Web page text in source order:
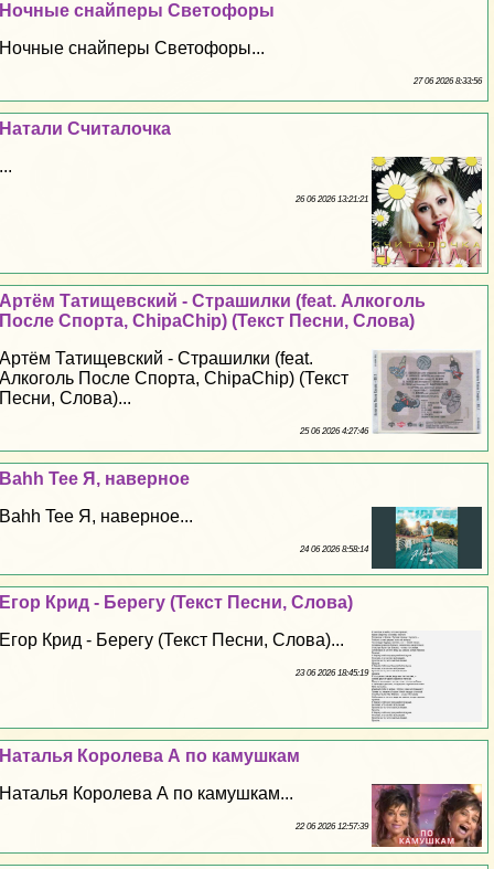
Ночные снайперы Светофоры
Ночные снайперы Светофоры...
27 06 2026 8:33:56
Натали Считалочка
...
26 06 2026 13:21:21
Артём Татищевский - Страшилки (feat. Алкоголь
После Спорта, ChipaChip) (Текст Песни, Слова)
Артём Татищевский - Страшилки (feat.
Алкоголь После Спорта, ChipaChip) (Текст
Песни, Слова)...
25 06 2026 4:27:46
Bahh Tee Я, наверное
Bahh Tee Я, наверное...
24 06 2026 8:58:14
Егор Крид - Берегу (Текст Песни, Слова)
Егор Крид - Берегу (Текст Песни, Слова)...
23 06 2026 18:45:19
Наталья Королева А по камушкам
Наталья Королева А по камушкам...
22 06 2026 12:57:39